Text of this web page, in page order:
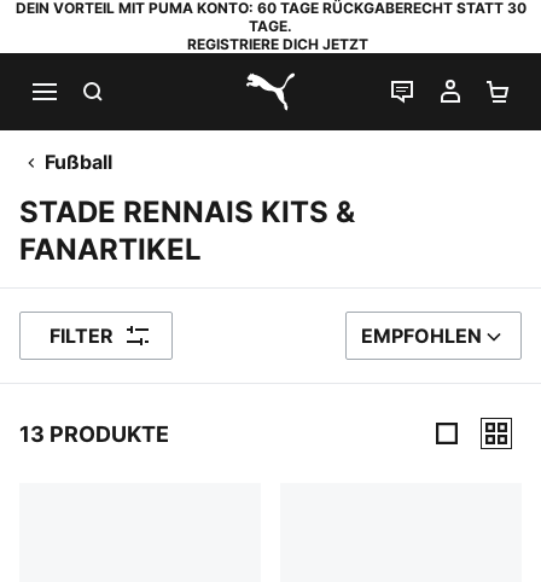
DEIN VORTEIL MIT PUMA KONTO: 60 TAGE RÜCKGABERECHT STATT 30
TAGE.
REGISTRIERE DICH JETZT
PUMA.com
LIVE-CHAT
MEIN
Fußball
STADE RENNAIS KITS &
FANARTIKEL
FILTER SORTIEREN NACH
EMPFOHLEN
13 PRODUKTE